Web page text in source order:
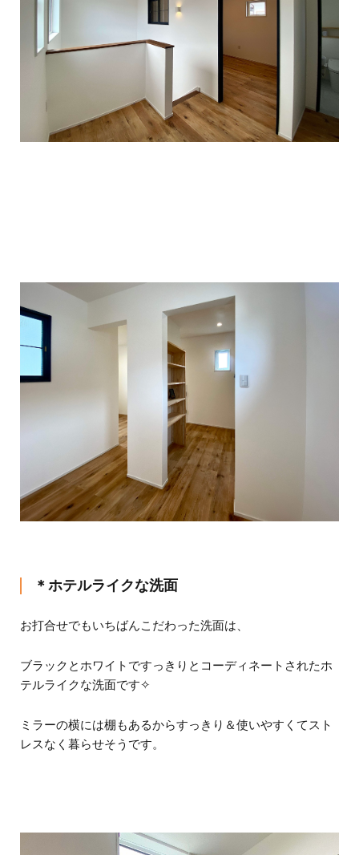
＊ホテルライクな洗面
お打合せでもいちばんこだわった洗面は、
ブラックとホワイトですっきりとコーディネートされたホ
テルライクな洗面です✧
ミラーの横には棚もあるからすっきり＆使いやすくてスト
レスなく暮らせそうです。